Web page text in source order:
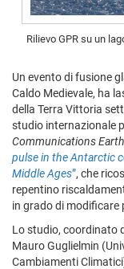
Rilievo GPR su un
Un evento di fusione
Caldo Medievale, ha
della Terra Vittoria
studio internazionale
Communications
pulse in the Antarctic
Middle Ages”, che
repentino
in grado di
Lo studio, coordinato
Mauro Guglielmin
Cambiamenti